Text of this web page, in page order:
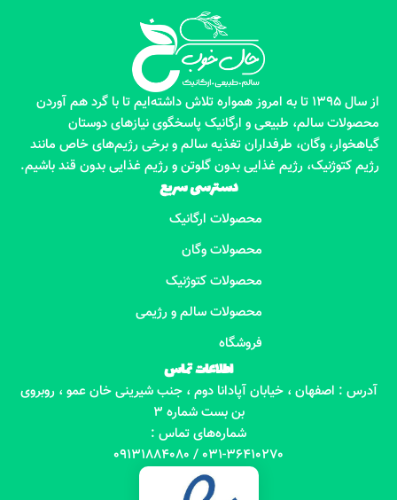
از سال 1395 تا به امروز همواره تلاش داشته‌ایم تا با گرد هم آوردن
محصولات سالم، طبیعی و ارگانیک پاسخگوی نیازهای دوستان
گیاهخوار، وگان، طرفداران تغذیه سالم و برخی رژیم‌های خاص مانند
رژیم کتوژنیک، رژیم غذایی بدون گلوتن و رژیم غذایی بدون قند باشیم.
دسترسی سریع
محصولات ارگانیک
محصولات وگان
محصولات کتوژنیک
محصولات سالم و رژیمی
فروشگاه
اطلاعات تماس
آدرس : اصفهان ، خیابان آپادانا دوم ، جنب شیرینی خان عمو ، روبروی
بن بست شماره 3
شماره‌های تماس :
031-36410270 / 09131884080